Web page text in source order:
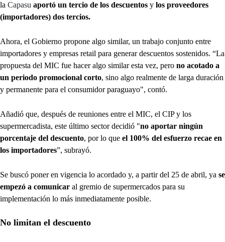
la Capasu aportó un tercio de los descuentos y los proveedores
(importadores) dos tercios.
Ahora, el Gobierno propone algo similar, un trabajo conjunto entre
importadores y empresas retail para generar descuentos sostenidos. “La
propuesta del MIC fue hacer algo similar esta vez, pero no acotado a
un periodo promocional corto, sino algo realmente de larga duración
y permanente para el consumidor paraguayo", contó.
Añadió que, después de reuniones entre el MIC, el CIP y los
supermercadista, este último sector decidió "no aportar ningún
porcentaje del descuento, por lo que el 100% del esfuerzo recae en
los importadores”, subrayó.
Se buscó poner en vigencia lo acordado y, a partir del 25 de abril, ya se
empezó a comunicar al gremio de supermercados para su
implementación lo más inmediatamente posible.
No limitan el descuento